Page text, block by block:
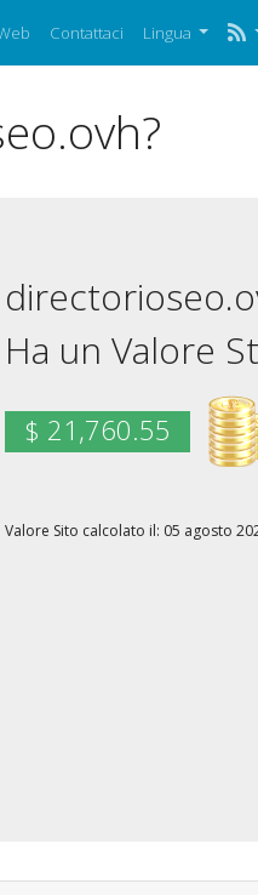
Contattaci Lingua
Ha un Valore
$ 21,760.55
Valore Sito calcolato il: 05 agosto